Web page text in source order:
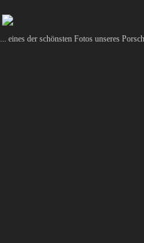
... eines der schönsten Fotos unseres